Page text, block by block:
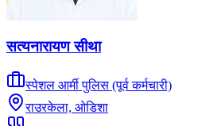
सत्यनारायण सीथा
स्पेशल आर्मी पुलिस (पूर्व कर्मचारी)
राउरकेला, ओडिशा